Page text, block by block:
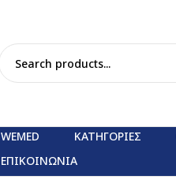
WEMED ΚΑΤΗΓΟΡΊΕΣ
ΕΠΙΚΟΙΝΩΝΙΑ